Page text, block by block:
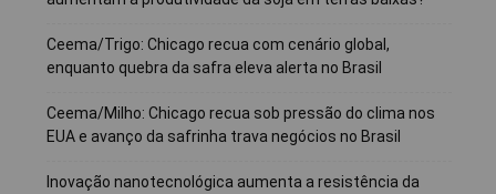
Ceema/Trigo: Chicago recua com cenário global,
enquanto quebra da safra eleva alerta no Brasil
Ceema/Milho: Chicago recua sob pressão do clima nos
EUA e avanço da safrinha trava negócios no Brasil
Inovação nanotecnológica aumenta a resistência da